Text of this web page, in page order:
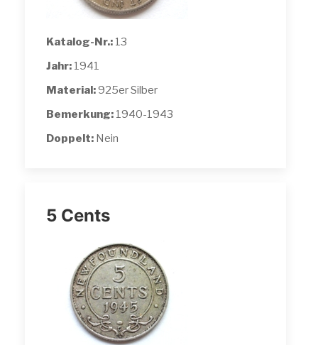
Katalog-Nr.: 13
Jahr: 1941
Material:925er Silber
Bemerkung: 1940-1943
Doppelt: Nein
5 Cents